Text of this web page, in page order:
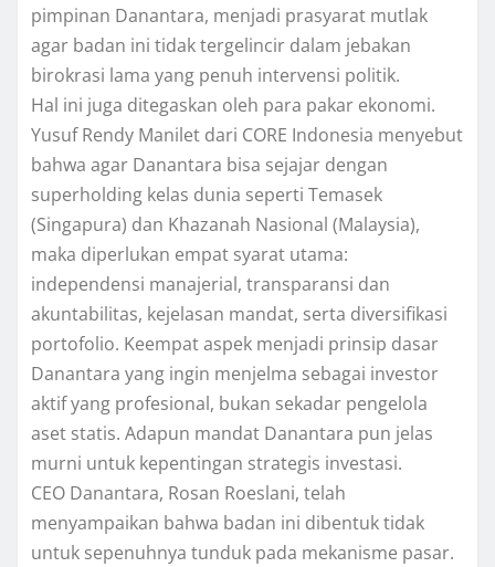
pimpinan Danantara, menjadi prasyarat mutlak
agar badan ini tidak tergelincir dalam jebakan
birokrasi lama yang penuh intervensi politik.
Hal ini juga ditegaskan oleh para pakar ekonomi.
Yusuf Rendy Manilet dari CORE Indonesia menyebut
bahwa agar Danantara bisa sejajar dengan
superholding kelas dunia seperti Temasek
(Singapura) dan Khazanah Nasional (Malaysia),
maka diperlukan empat syarat utama:
independensi manajerial, transparansi dan
akuntabilitas, kejelasan mandat, serta diversifikasi
portofolio. Keempat aspek menjadi prinsip dasar
Danantara yang ingin menjelma sebagai investor
aktif yang profesional, bukan sekadar pengelola
aset statis. Adapun mandat Danantara pun jelas
murni untuk kepentingan strategis investasi.
CEO Danantara, Rosan Roeslani, telah
menyampaikan bahwa badan ini dibentuk tidak
untuk sepenuhnya tunduk pada mekanisme pasar.